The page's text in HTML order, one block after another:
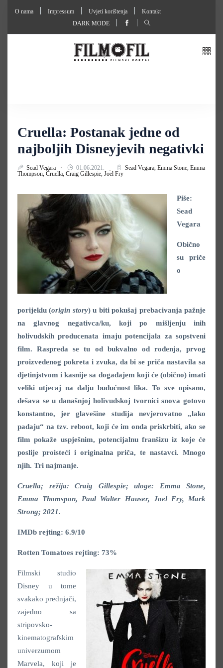
O nama Impressum Uvjeti korištenja
Kontakt
DARK MODE
Cruella: Postanak jedne od
najboljih Disneyjevih negativki
Sead Vegara 01.06.2021. Sead Vegara, Emma Stone, Emma
Thompson, Cruella, Craig Gillespie, Joel Fry
Piše:
Sead
Vegara
Obično
su priče
o
porijeklu (origin story) u biti pokušaj prebacivanja pažnje
na glavnog negativca/ku, koji po mišljenju inih
holivudskih producenata imaju potencijala za sopstveni
film. Raspreda se tu od bukvalno od rođenja, prvog
proizvedenog pokreta i zvuka, da bi se priča nastavila sa
djetinjstvom i kasnije sa događajem koji će (obično) imati
veliki utjecaj na dalju budućnost lika. To sve opisano,
dešava se u današnjoj holivudskoj tvornici snova gotovo
konstantno, jer glavešine studija nevjerovatno „lako
padaju“ na tzv. reboot, koji će im onda priskrbiti, ako se
film pokaže uspješnim, potencijalnu franšizu iz koje će
poslije proisteći i originalna priča, te nastavci. Mnogo
njih. Tri najmanje.
Cruella; režija: Craig Gillespie; uloge: Emma Stone,
Emma Thomspon, Paul Walter Hauser, Joel Fry, Mark
Strong; 2021.
IMDb rejting: 6.9/10
Rotten Tomatoes rejting: 73%
Filmski studio
Disney u tome
svakako prednjači,
zajedno sa
stripovsko-
kinematografskim
univerzumom
Marvela, koji je